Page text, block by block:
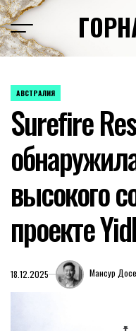
Перейти
к
содержимому
ОПУБЛИКОВАНО
АВСТРАЛИЯ
Surefire
высокого
проекте
18.12.2025 Мансур